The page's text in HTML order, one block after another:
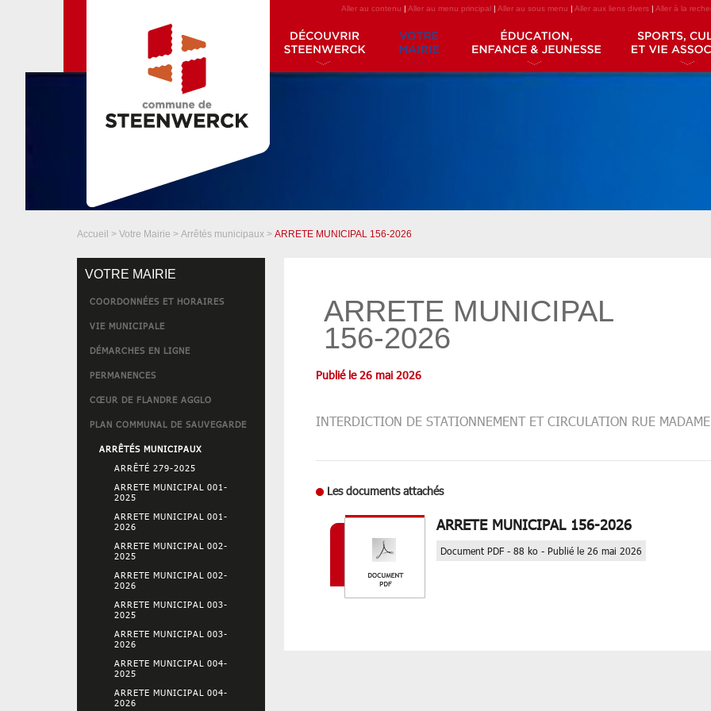
Aller au contenu | Aller au menu principal| Aller au sous menu | Aller aux liens divers| Aller à la
Accueil > Votre Mairie > Arrêtés municipaux > ARRETE MUNICIPAL 156-2026
VOTRE MAIRIE
COORDONNÉES ET HORAIRES
VIE MUNICIPALE
DÉMARCHES EN LIGNE
PERMANENCES
CŒUR DE FLANDRE AGGLO
PLAN COMMUNAL DE SAUVEGARDE
ARRÊTÉS MUNICIPAUX
ARRÊTÉ 279-2025
ARRETE MUNICIPAL 001-
2025
ARRETE MUNICIPAL 001-
2026
ARRETE MUNICIPAL 002-
2025
ARRETE MUNICIPAL 002-
2026
ARRETE MUNICIPAL 003-
2025
ARRETE MUNICIPAL 003-
2026
ARRETE MUNICIPAL 004-
2025
ARRETE MUNICIPAL 004-
2026
ARRETE MUNICIPAL
156-2026
Publié le 26 mai 2026
INTERDICTION DE STATIONNEMENT ET CIRCULATION RUE
Les documents attachés
ARRETE MUNICIPAL 156-2026
Document PDF - 88 ko - Publié le 26 mai 2026